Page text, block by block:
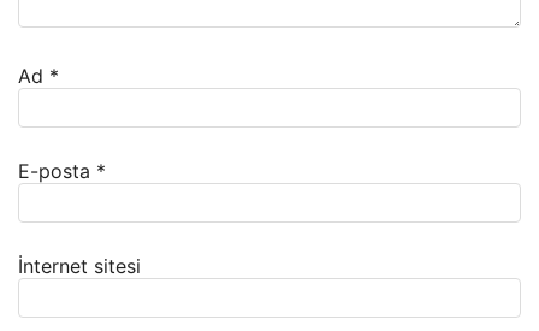
Ad *
E-posta *
İnternet sitesi